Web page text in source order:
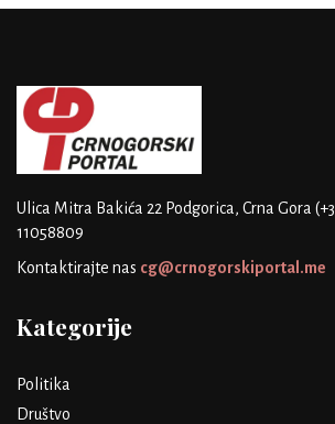
Ulica Mitra Bakića 22 Podgorica, Crna Gora
11058809
Kontaktirajte nas cg@crnogorskiportal.me
Kategorije
Politika
Društvo